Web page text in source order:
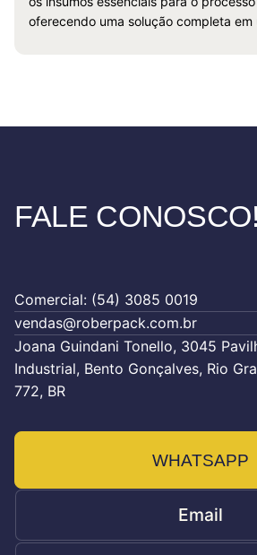
oferecendo uma solução completa em
FALE CONOSCO!
Comercial: (54) 3085 0019
vendas@roberpack.com.br
Joana Guindani Tonello, 3045
Industrial, Bento Gonçalves, Rio
772, BR
WHATSAPP
Email